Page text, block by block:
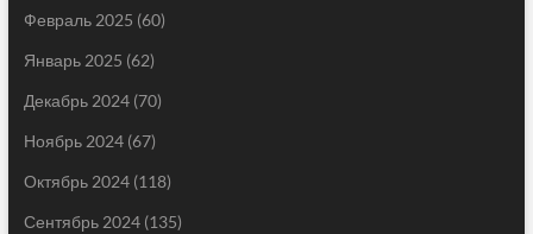
Февраль 2025 (60)
Январь 2025 (62)
Декабрь 2024(70)
Ноябрь 2024(67)
Октябрь 2024(118)
Сентябрь 2024(135)